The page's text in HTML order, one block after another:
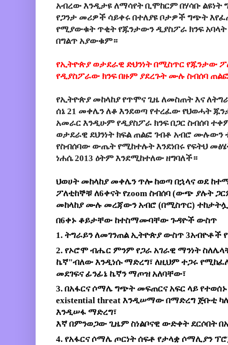
አብረው እንዲታዩ ለማሳየት ቢሞከርም በሃሳቡ ልዩነት
የጋንታ መሪዎች ሳይቀሩ በተለያዩ ቦታዎች ግጭት
የሚያውቁት ጥቂት የጁንታውን ዲያስፖራ ክንፍ
በግልጥ አያውቁም።
የኢትዮጵያ ወታደራዊ ድህንነት በሚስጥር የጁንታው
የዲያስፖራው ክንፍ በዙም ያደረጉት ሙሉ ስብሰባ
የኢትዮጵያ መከላከያ የጥሞና ጊዜ ለመስጠት እና
ሰኔ 21 መቀሌን ለቆ እንደወጣ የተረፈው የህወሓት
አመራር እንዲሁም የዲያስፖራ ክንፍ በጋር ስብሰባ
ወታደራዊ ደህንነት ክፍል ጠልፎ ገብቶ አብሮ ሙሉውን
የስብሰባው ውጤት የሚከተሉት እንደነበሩ የፍትህ
ነሐሴ 2013 ዕትም እንደሚከተለው ዘግባለች።
ህወሀት መከላከያ መቀሌን ጥሎ ከወጣ በኋላና ወደ
ፖለቲከኞቹ ለ6ቀናት የzoom ስብሰባ (ውጭ ያሉት
መከላከያ ሙሉ መረጃውን አብሮ (በሚስጥር)
በ6ቀኑ ቆይታቸው ከተስማሙባቸው ጉዳዮች ውስጥ
1. ትግራይን ለመገንጠል ኢትዮጵያ ውስጥ 3አብዮቶች
2. የኦሮሞ ብሔር ምንም የጋራ አገራዊ ማንነት
ኬኛ"ብለው እንዲነሱ ማድረግ፣ ለዚህም ተጋሩ
መደገፍና ፊንፊኔ ኬኛን ማጦዝ አለባቸው፣
3. በአፋርና ሶማሌ ግጭት መፍጠርና አፍር ላይ
existential threat እንዲሠማው በማድረግ ጅቡቲ
እንዲሠፋ ማድረግ፣
እኛ በምንወጋው ጊዜም ስነልቦናዊ ውድቀት ደርሶበት
4. የአፋርና ሶማሌ ጦርነት ሰፍቶ የታላቋ ሶማሊያን